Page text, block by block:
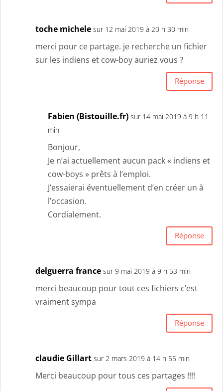
toche michele sur 12 mai 2019 à 20 h 30 min
merci pour ce partage. je recherche un fichier
sur les indiens et cow-boy auriez vous ?
Réponse
Fabien (Bistouille.fr) sur 14 mai 2019 à 9 h 11
min
Bonjour,
Je n’ai actuellement aucun pack « indiens et
cow-boys » prêts à l’emploi.
J’essaierai éventuellement d’en créer un à
l’occasion.
Cordialement.
Réponse
delguerra france sur 9 mai 2019 à 9 h 53 min
merci beaucoup pour tout ces fichiers c’est
vraiment sympa
Réponse
claudie Gillart sur 2 mars 2019 à 14 h 55 min
Merci beaucoup pour tous ces partages !!!!